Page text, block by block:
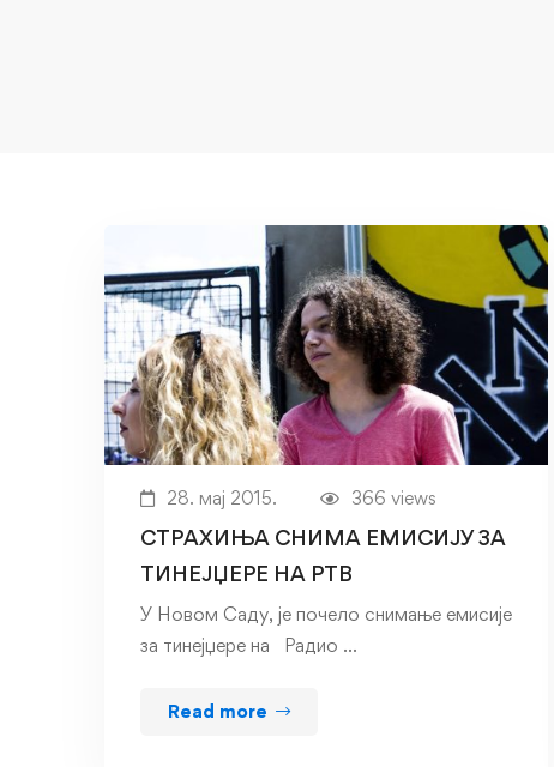
28. мај 2015. 366 views
СТРАХИЊА СНИМА ЕМИСИЈУ ЗА
ТИНЕЈЏЕРЕ НА РТВ
У Новом Саду, је почело снимање емисије
за тинејџере на Радио …
Read more